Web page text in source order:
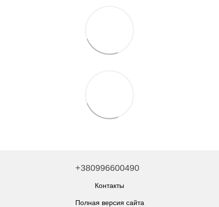
+380996600490
Контакты
Полная версия сайта